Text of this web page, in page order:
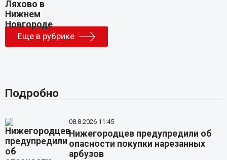
Еще в рубрике
Подробно
08.8.2026 11:45
Нижегородцев предупредили об
опасности покупки нарезанных
арбузов